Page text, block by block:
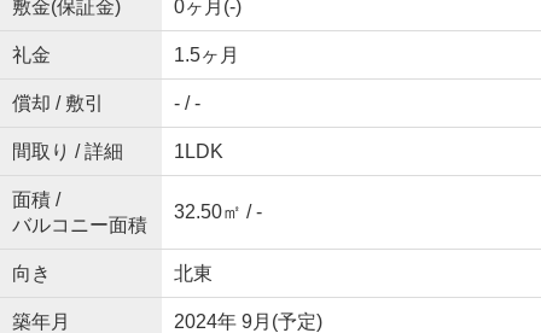
敷金(保証金) 0ヶ月(-)
礼金 1.5ヶ月
償却 / 敷引 - / -
間取り / 詳細 1LDK
面積 /
バルコニー面積
32.50㎡ / -
向き 北東
築年月 2024年 9月(予定)